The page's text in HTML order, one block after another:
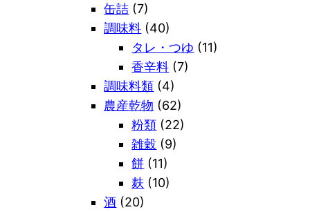
缶詰 (7)
調味料 (40)
タレ・つゆ (11)
香辛料 (7)
調味料類 (4)
農産乾物 (62)
粉類 (22)
雑穀 (9)
餅 (11)
麸 (10)
酒 (20)